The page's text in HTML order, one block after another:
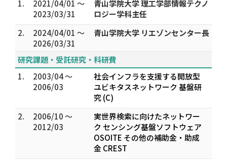
1.
2021/04/01 ～
2023/03/31
青山学院大学 理工学部情報テクノ
ロジー学科主任
2.
2024/04/01 ～
2026/03/31
青山学院大学 リエゾンセンター長
研究課題・受託研究・科研費
1.
2003/04 ～
2006/03
社会インフラを支援する開放型
ユビキタスネットワーク 基盤研
究 (C)
2.
2006/10 ～
2012/03
実世界検索に向けたネットワー
ク センシング基盤ソフトウェア
OSOITE その他の補助金・助成
金 CREST